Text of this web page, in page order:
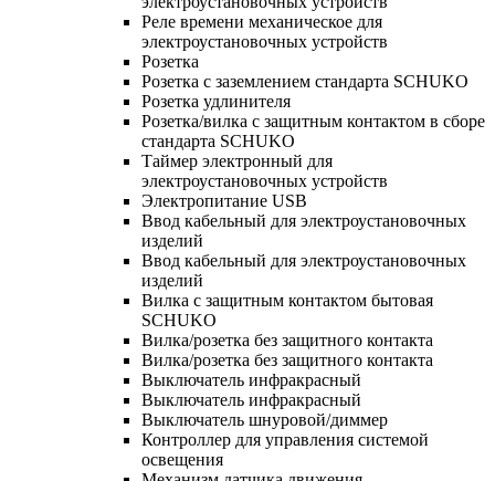
Реле времени механическое для
электроустановочных устройств
Розетка
Розетка с заземлением стандарта SCHUKO
Розетка удлинителя
Розетка/вилка с защитным контактом в сборе
стандарта SCHUKO
Таймер электронный для
электроустановочных устройств
Электропитание USB
Ввод кабельный для электроустановочных
изделий
Ввод кабельный для электроустановочных
изделий
Вилка с защитным контактом бытовая
SCHUKO
Вилка/розетка без защитного контакта
Вилка/розетка без защитного контакта
Выключатель инфракрасный
Выключатель инфракрасный
Выключатель шнуровой/диммер
Контроллер для управления системой
освещения